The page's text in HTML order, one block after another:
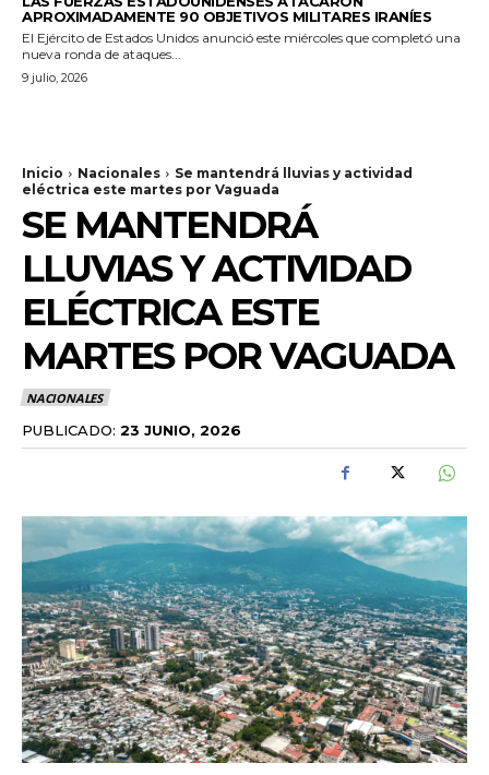
APROXIMADAMENTE 90 OBJETIVOS MILITARES IRANÍES
El Ejército de Estados Unidos anunció este miércoles que completó una
nueva ronda de ataques...
9 julio, 2026